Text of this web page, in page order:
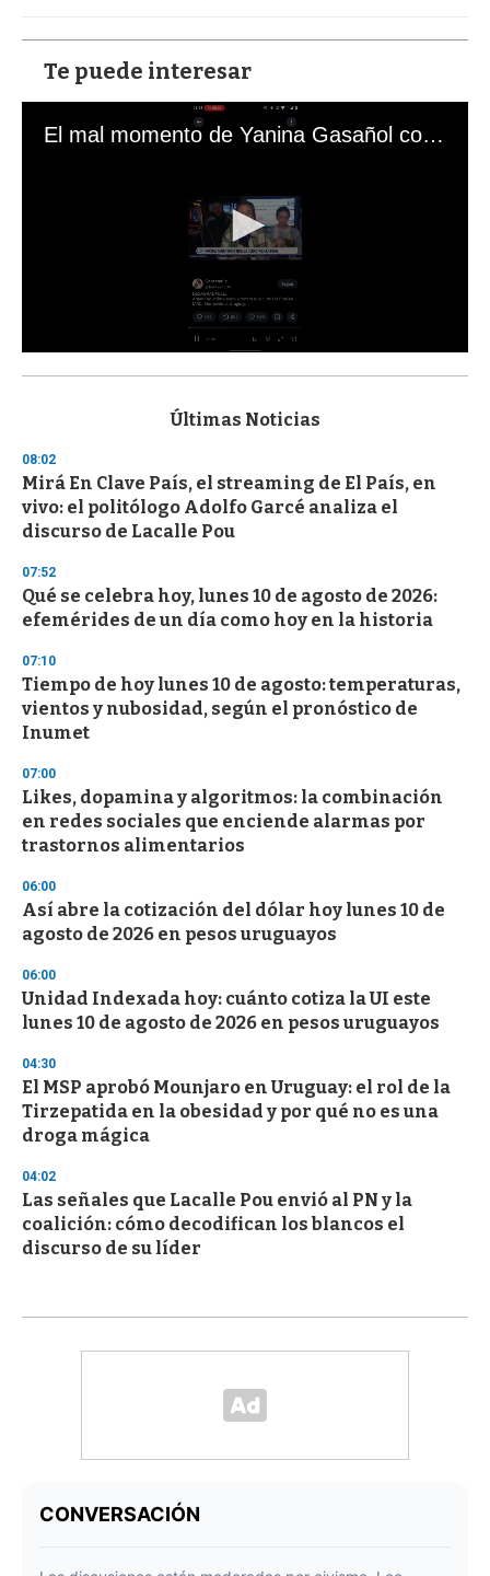
Te puede interesar
El mal momento de Yanina Gasañol con un hincha argentino en "Subrayado"
s
d
s
o
f
3
s
e
c
o
d
s
Últimas Noticias
08:02
Mirá En Clave País, el streaming de El País, en
vivo: el politólogo Adolfo Garcé analiza el
discurso de Lacalle Pou
07:52
Qué se celebra hoy, lunes 10 de agosto de 2026:
efemérides de un día como hoy en la historia
07:10
Tiempo de hoy lunes 10 de agosto: temperaturas,
vientos y nubosidad, según el pronóstico de
Inumet
07:00
Likes, dopamina y algoritmos: la combinación
en redes sociales que enciende alarmas por
trastornos alimentarios
06:00
Así abre la cotización del dólar hoy lunes 10 de
agosto de 2026 en pesos uruguayos
06:00
Unidad Indexada hoy: cuánto cotiza la UI este
lunes 10 de agosto de 2026 en pesos uruguayos
04:30
El MSP aprobó Mounjaro en Uruguay: el rol de la
Tirzepatida en la obesidad y por qué no es una
droga mágica
04:02
Las señales que Lacalle Pou envió al PN y la
coalición: cómo decodifican los blancos el
discurso de su líder